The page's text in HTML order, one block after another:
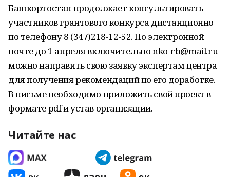
Башкортостан продолжает консультировать
участников грантового конкурса дистанционно
по телефону 8 (347)218-12-52. По электронной
почте до 1 апреля включительно nko-rb@mail.ru
можно направить свою заявку экспертам центра
для получения рекомендаций по его доработке.
В письме необходимо приложить свой проект в
формате pdf и устав организации.
Читайте нас